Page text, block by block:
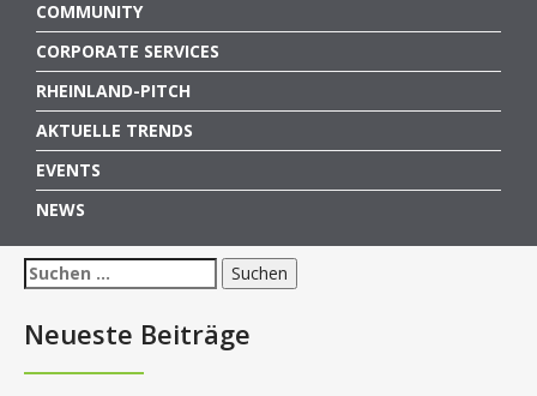
COMMUNITY
CORPORATE SERVICES
RHEINLAND-PITCH
AKTUELLE TRENDS
EVENTS
NEWS
Suchen
nach:
Neueste Beiträge